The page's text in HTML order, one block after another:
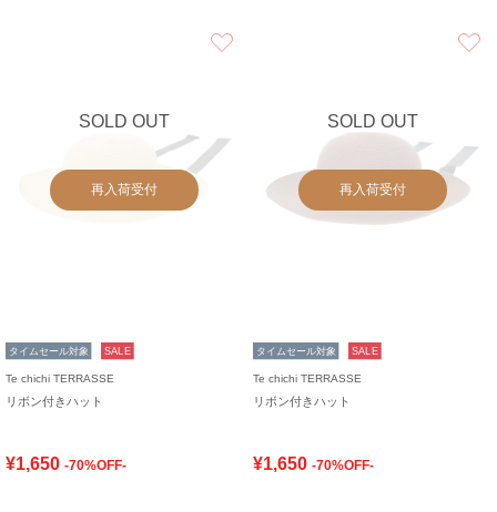
SOLD OUT
再入荷受付
タイムセール対象 SALE
Te chichi TERRASSE
リボン付きハット
¥1,650 -70%OFF-
SOLD OUT
再入荷受付
タイムセール対象 SALE
Te chichi TERRASSE
リボン付きハット
¥1,650 -70%OFF-